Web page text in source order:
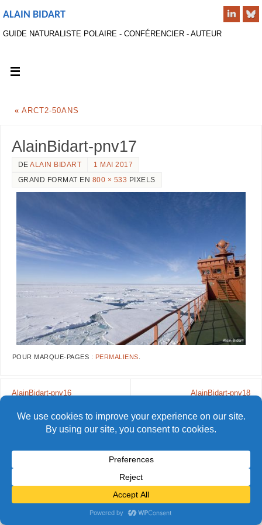
ALAIN BIDART
GUIDE NATURALISTE POLAIRE - CONFÉRENCIER - AUTEUR
« ARCT2-50ANS
AlainBidart-pnv17
DEALAIN BIDART
1 MAI 2017
GRAND FORMAT EN 800 × 533 PIXELS
POUR MARQUE-PAGES : PERMALIENS
AlainBidart-pnv16 AlainBidart-pnv18